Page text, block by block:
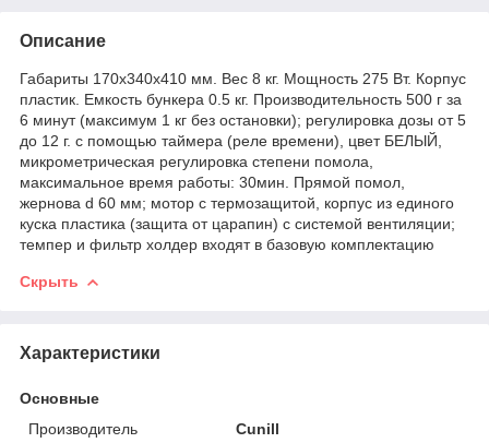
Описание
Габариты 170х340х410 мм. Вес 8 кг. Мощность 275 Вт. Корпус
пластик. Емкость бункера 0.5 кг. Производительность 500 г за
6 минут (максимум 1 кг без остановки); регулировка дозы от 5
до 12 г. с помощью таймера (реле времени), цвет БЕЛЫЙ,
микрометрическая регулировка степени помола,
максимальное время работы: 30мин. Прямой помол,
жернова d 60 мм; мотор с термозащитой, корпус из единого
куска пластика (защита от царапин) с системой вентиляции;
темпер и фильтр холдер входят в базовую комплектацию
Скрыть
Характеристики
Основные
Производитель
Cunill